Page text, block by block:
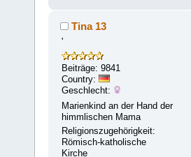
Tina 13
'
Beiträge: 9841
Country:
Geschlecht:
Marienkind an der Hand der
himmlischen Mama
Religionszugehörigkeit:
Römisch-katholische
Kirche